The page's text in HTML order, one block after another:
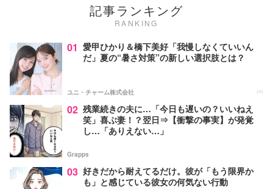
記事ランキング
RANKING
01 愛甲ひかり＆橋下美好「我慢しなくていいん
だ」夏の“暑さ対策”の新しい選択肢とは？
ユニ・チャーム株式会社 PR
02 残業続きの夫に…「今日も遅いの？いいねえ
笑」喜ぶ妻！？翌日⇒【衝撃の事実】が発覚
し…「ありえない…」
Grapps
03 好きだから耐えてるだけ。彼が「もう限界か
も」と感じている彼女の何気ない行動